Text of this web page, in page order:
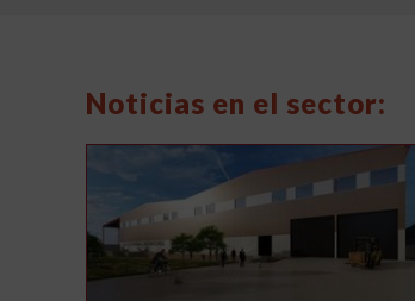
Noticias en el sector: